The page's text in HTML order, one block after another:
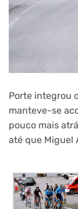
Porte integrou
manteve-se
pouco mais
até que Miguel